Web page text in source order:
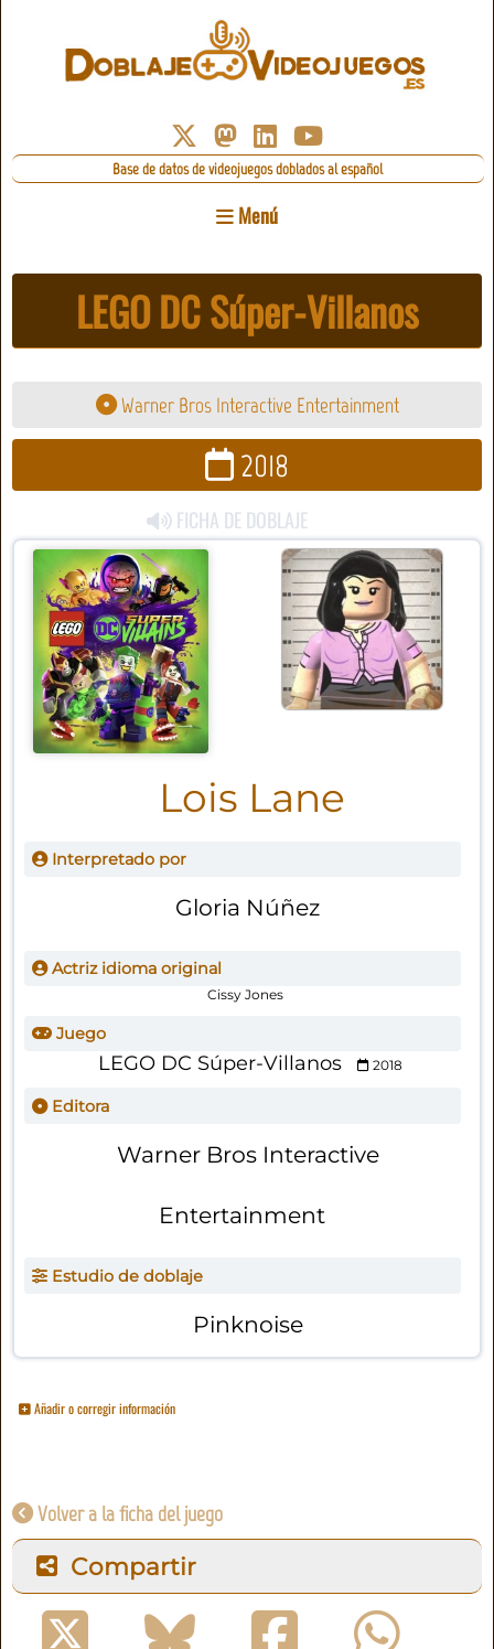
Base de datos de videojuegos doblados al español
Menú
LEGO DC Súper-Villanos
Warner Bros Interactive Entertainment
2018
FICHA DE DOBLAJE
Lois Lane
Interpretado por
Gloria Núñez
Actriz idioma original
Cissy Jones
Juego
LEGO DC Súper-Villanos 2018
Editora
Warner Bros Interactive
Entertainment
Estudio de doblaje
Pinknoise
Añadir o corregir información
Volver a la ficha del juego
Compartir